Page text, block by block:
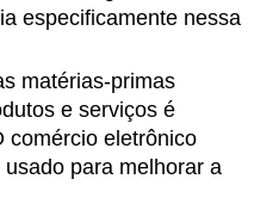
especificamente nessa
matérias-primas
e serviços é
comércio eletrônico
para melhorar a